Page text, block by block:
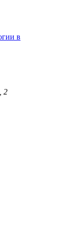
в
2